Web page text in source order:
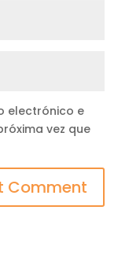
electrónico e
vez que